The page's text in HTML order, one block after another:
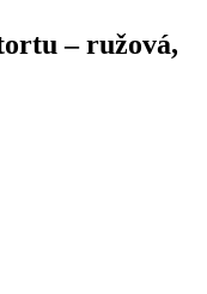
– ružová,